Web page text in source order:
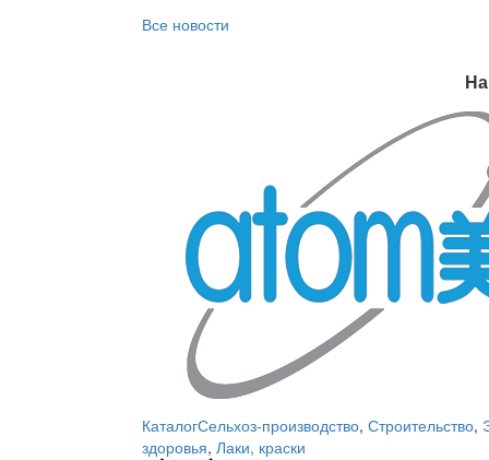
Все новости
КаталогСельхоз-производство, Строительство,
здоровья, Лаки, краски